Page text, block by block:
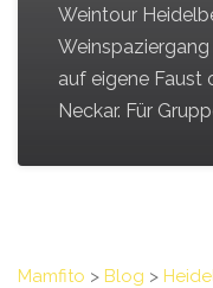
Weintour
auf eigene Faust
Neckar. Für
Mamfito > Blog >